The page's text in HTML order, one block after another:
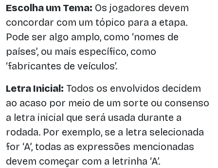
Escolha um Tema: Os jogadores devem
concordar com um tópico para a etapa.
Pode ser algo amplo, como ‘nomes de
países’, ou mais específico, como
‘fabricantes de veículos’.
Letra Inicial: Todos os envolvidos decidem
ao acaso por meio de um sorte ou consenso
a letra inicial que será usada durante a
rodada. Por exemplo, se a letra selecionada
for ‘A’, todas as expressões mencionadas
devem começar com a letrinha ‘A’.